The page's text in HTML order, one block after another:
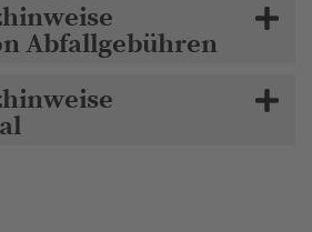
Abfallgebühren